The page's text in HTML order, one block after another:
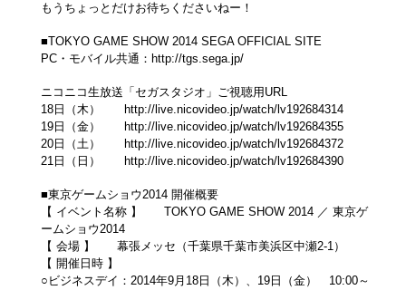
もうちょっとだけお待ちくださいねー！
■TOKYO GAME SHOW 2014 SEGA OFFICIAL SITE
PC・モバイル共通：http://tgs.sega.jp/
ニコニコ生放送「セガスタジオ」ご視聴用URL
18日（木） http://live.nicovideo.jp/watch/lv192684314
19日（金） http://live.nicovideo.jp/watch/lv192684355
20日（土） http://live.nicovideo.jp/watch/lv192684372
21日（日） http://live.nicovideo.jp/watch/lv192684390
■東京ゲームショウ2014 開催概要
【 イベント名称 】 TOKYO GAME SHOW 2014 ／ 東京ゲ
ームショウ2014
【 会場 】 幕張メッセ（千葉県千葉市美浜区中瀬2-1）
【 開催日時 】
○ビジネスデイ：2014年9月18日（木）、19日（金） 10:00～